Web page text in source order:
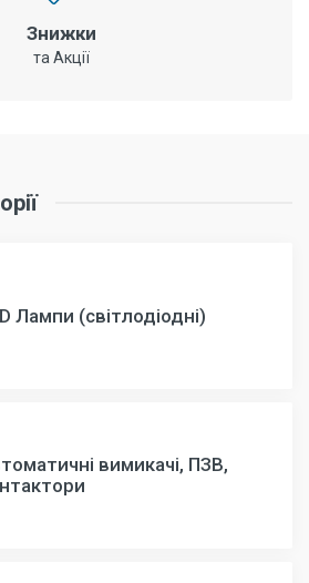
Знижки
та Акції
Лампи (світлодіодні)
вимикачі, ПЗВ,